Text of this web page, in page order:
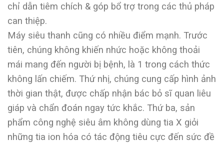
chỉ dẫn tiêm chích & góp bổ trợ trong các thủ pháp
can thiệp.
Máy siêu thanh cũng có nhiều điểm mạnh. Trước
tiên, chúng không khiến nhức hoặc không thoải
mái mang đến người bị bệnh, là 1 trong cách thức
không lấn chiếm. Thứ nhị, chúng cung cấp hình ảnh
thời gian thật, được chấp nhận bác bỏ sĩ quan liêu
giáp và chẩn đoán ngay tức khắc. Thứ ba, sản
phẩm công nghệ siêu âm không dùng tia X giỏi
những tia ion hóa có tác động tiêu cực đến sức đề